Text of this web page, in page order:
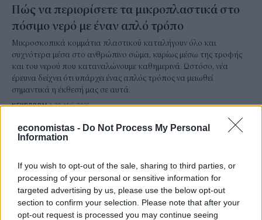
economistas - Do Not Process My Personal
Information
If you wish to opt-out of the sale, sharing to third parties, or
processing of your personal or sensitive information for
targeted advertising by us, please use the below opt-out
section to confirm your selection. Please note that after your
opt-out request is processed you may continue seeing
Πώς να περιορίσετε τα μικροπλαστικά στο
πόσιμο νερό με έναν απλό τρόπο
Μικροσκοπικά κομμάτια πλαστικού καταλήγουν όλο και
συχνότερα μέσα στο ανθρώπινο σώμα, κυρίως μέσω της τροφής
και του νερού που καταναλώνουμε καθημερινά. Ωστόσο, νέα
έρευνα δείχνει ότι υπάρχει ένας απλός τρόπος να μειωθεί
σημαντικά η έκθεσή μας σε αυτά.
NEWSROOM/20 Μαΐ 2026